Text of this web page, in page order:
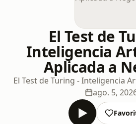
El Test de
Inteligencia
Aplicada a
El Test de Turing - Inteligencia
ago. 5,